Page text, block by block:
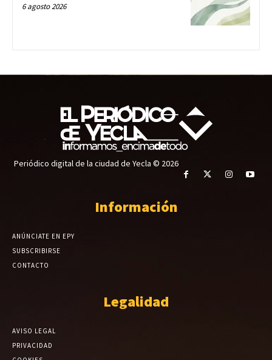
6 agosto 2026
Periódico digital de la ciudad de Yecla © 2026
Información
ANÚNCIATE EN EPY
SUBSCRIBIRSE
CONTACTO
Legalidad
AVISO LEGAL
PRIVACIDAD